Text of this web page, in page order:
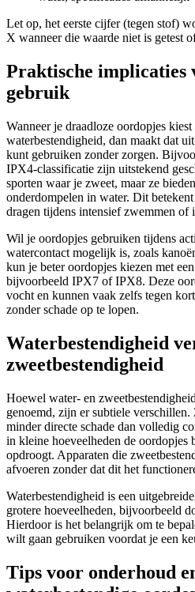
Let op, het eerste cijfer (tegen stof)
X wanneer die waarde niet is getest
Praktische implicaties
gebruik
Wanneer je draadloze oordopjes kiest
waterbestendigheid, dan maakt dat
kunt gebruiken zonder zorgen.
IPX4-classificatie zijn uitstekend
sporten waar je zweet, maar ze
onderdompelen in water. Dit
dragen tijdens intensief zwemmen of
Wil je oordopjes gebruiken tijdens
watercontact mogelijk is, zoals
kun je beter oordopjes kiezen met
bijvoorbeeld IPX7 of IPX8. Deze
vocht en kunnen vaak zelfs tegen
zonder schade op te lopen.
Waterbestendigheid
zweetbestendigheid
Hoewel water- en
genoemd, zijn er subtiele
minder directe schade dan volledig
in kleine hoeveelheden de oordopjes
opdroogt. Apparaten die
afvoeren zonder dat dit het
Waterbestendigheid is een
grotere hoeveelheden, bijvoorbeeld
Hierdoor is het belangrijk om te
wilt gaan gebruiken voordat je een
Tips voor onderhoud